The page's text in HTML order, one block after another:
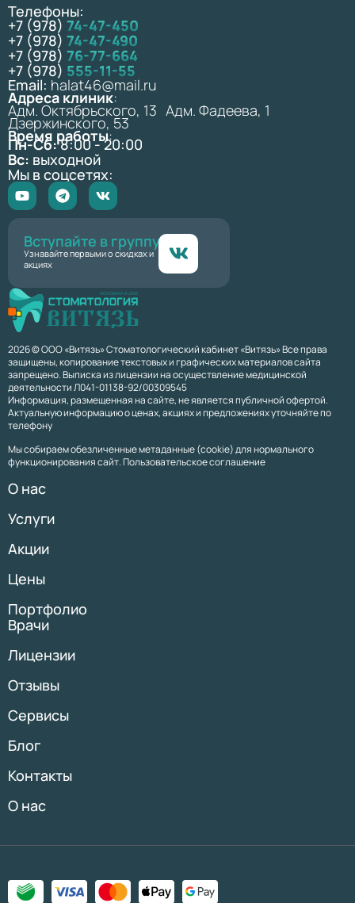
2026 © ООО «Витязь» Стоматологический кабинет «Витязь» Все права
защищены, копирование текстовых и графических материалов сайта
запрещено. Выписка из лицензии на осуществление медицинской
деятельности Л041-01138-92/00309545
Информация, размещенная на сайте, не является публичной офертой.
Актуальную информацию о ценах, акциях и предложениях уточняйте по
телефону
Мы собираем обезличенные метаданные (cookie) для нормального
функционирования сайт. Пользовательское соглашение
О нас
Услуги
Акции
Цены
Портфолио
Врачи
Лицензии
Отзывы
Сервисы
Блог
Контакты
О нас
Телефоны:
+7 (978) 74-47-450
+7 (978) 74-47-490
+7 (978) 76-77-664
+7 (978) 555-11-55
Email: halat46@mail.ru
Адреса клиник:
Адм. Октябрьского, 13 Адм. Фадеева, 1
Дзержинского, 53
Время работы:
Пн-Сб:8:00 - 20:00
Вс: выходной
Мы в соцсетях:
Вступайте в группу
Узнавайте первыми о скидках и
акциях